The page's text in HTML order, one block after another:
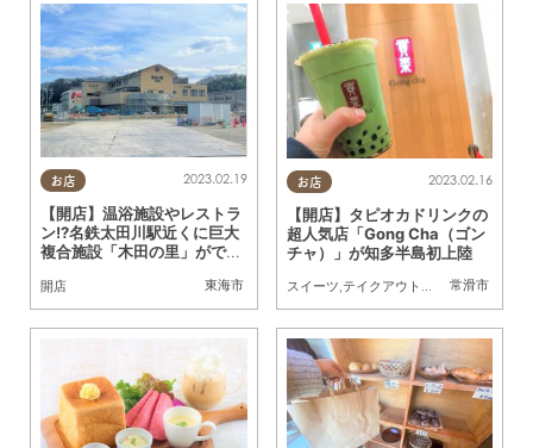
お店
東海市
2023.02.19
【開店】温浴施設やレストラ
ン!?名鉄太田川駅近くに巨大
複合施設「木田の里」ができ
開店
お店
常滑市
2023.02.16
【開店】タピオカドリンクの
超人気店「Gong Cha（ゴン
チャ）」が知多半島初上陸
スイーツ,テイクアウト ,開店,トレンド